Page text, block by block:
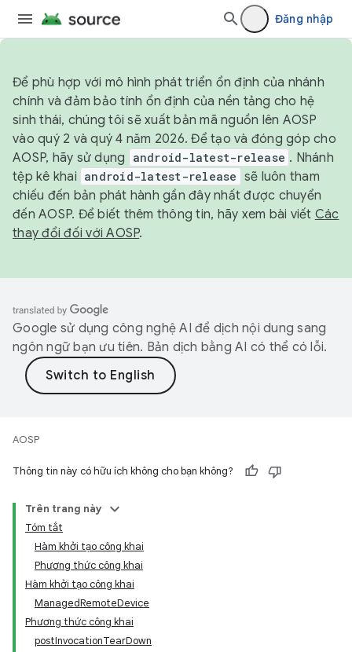
Đăng nhập
Để phù hợp với mô hình phát triển ổn định của nhánh
chính và đảm bảo tính ổn định của nền tảng cho hệ
sinh thái, chúng tôi sẽ xuất bản mã nguồn lên AOSP
vào quý 2 và quý 4 năm 2026. Để tạo và đóng góp cho
AOSP, hãy sử dụng
android-latest-release . Nhánh
tệp kê khai android-latest-release sẽ luôn tham
chiếu đến bản phát hành gần đây nhất được chuyển
đến AOSP. Để biết thêm thông tin, hãy xem bài viết Các
thay đổi đối với AOSP.
Google sử dụng công nghệ AI để dịch nội dung sang
ngôn ngữ bạn ưu tiên. Bản dịch bằng AI có thể có lỗi.
AOSP
Thông tin này có hữu ích không cho bạn không?
Trên trang này
Tóm tắt
Hàm khởi tạo công khai
Phương thức công khai
Hàm khởi tạo công khai
ManagedRemoteDevice
Phương thức công khai
postInvocationTearDown